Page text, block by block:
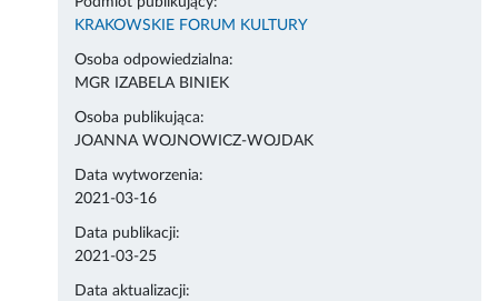
KRAKOWSKIE FORUM KULTURY
Osoba odpowiedzialna:
MGR IZABELA BINIEK
Osoba publikująca:
JOANNA WOJNOWICZ-WOJDAK
Data wytworzenia:
2021-03-16
Data publikacji:
2021-03-25
Data aktualizacji: